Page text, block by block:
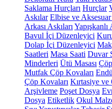
Saklama Hurçları Hurçlar
Askılar Elbise ve Aksesuar
Arkası Askıları Yapışkanlı
Bavul İçi Düzenleyici
Dolap İçi Düzenleyici
Saatleri Masa Saati Duvar
Minderleri Ütü Masası
Mutfak Çöp Kovaları
Çöp Kovaları Kırtasiye
Arşivleme Poşet Dosya
Dosya Etiketlik Okul